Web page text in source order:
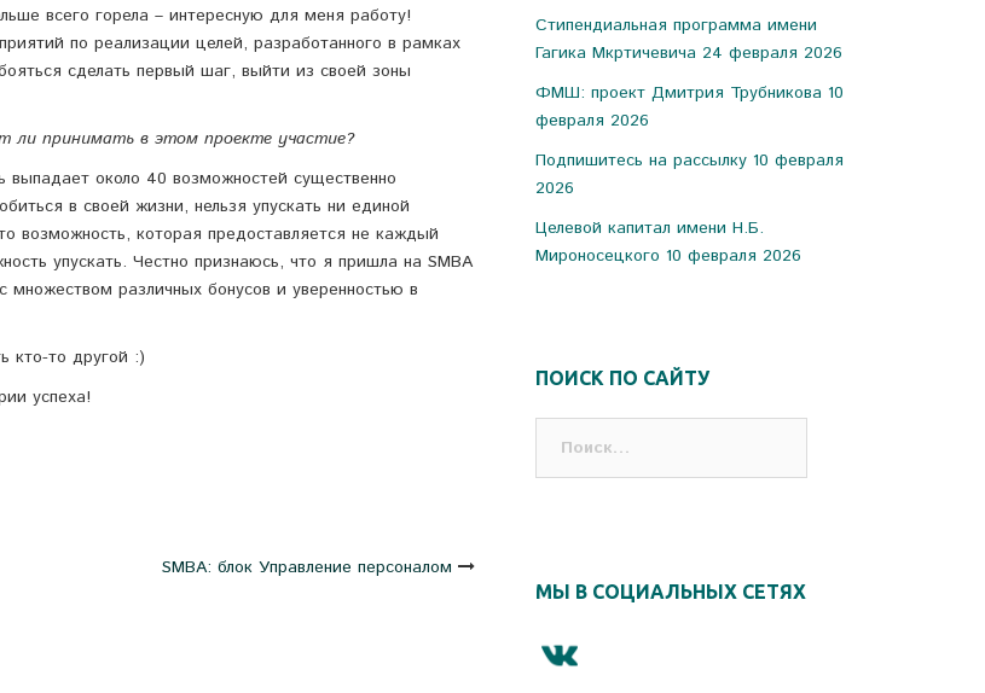
всего горела – интересную для меня работу!
по реализации целей, разработанного в рамках
сделать первый шаг, выйти из своей зоны
принимать в этом проекте участие?
около 40 возможностей существенно
в своей жизни, нельзя упускать ни единой
которая предоставляется не каждый
упускать. Честно признаюсь, что я пришла на SMBA
различных бонусов и уверенностью в
кто-то другой :)
успеха!
SMBA: блок Управление персоналом
Стипендиальная программа имени
Гагика Мкртичевича 24 февраля 2026
ФМШ: проект Дмитрия Трубникова 10
февраля 2026
Подпишитесь на рассылку 10 февраля
2026
Целевой капитал имени Н.Б.
Мироносецкого 10 февраля 2026
ПОИСК ПО САЙТУ
МЫ В СОЦИАЛЬНЫХ СЕТЯХ